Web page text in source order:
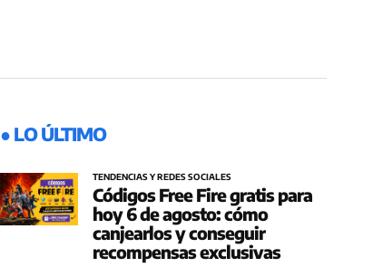
● LO ÚLTIMO
TENDENCIAS Y REDES SOCIALES
Códigos Free Fire gratis para
hoy 6 de agosto: cómo
canjearlos y conseguir
recompensas exclusivas